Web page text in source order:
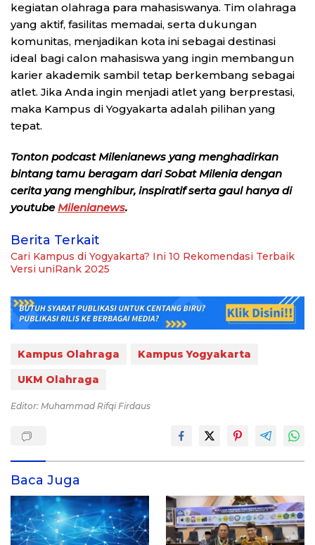
kegiatan olahraga para mahasiswanya. Tim olahraga
yang aktif, fasilitas memadai, serta dukungan
komunitas, menjadikan kota ini sebagai destinasi
ideal bagi calon mahasiswa yang ingin membangun
karier akademik sambil tetap berkembang sebagai
atlet. Jika Anda ingin menjadi atlet yang berprestasi,
maka Kampus di Yogyakarta adalah pilihan yang
tepat.
Tonton podcast Milenianews yang menghadirkan
bintang tamu beragam dari Sobat Milenia dengan
cerita yang menghibur, inspiratif serta gaul hanya di
youtubeMilenianews.
Berita Terkait
Cari Kampus di Yogyakarta? Ini 10 Rekomendasi Terbaik
Versi uniRank 2025
Kampus Olahraga
Kampus Yogyakarta
UKM Olahraga
Editor: Muhammad Rifqi Firdaus
Baca Juga